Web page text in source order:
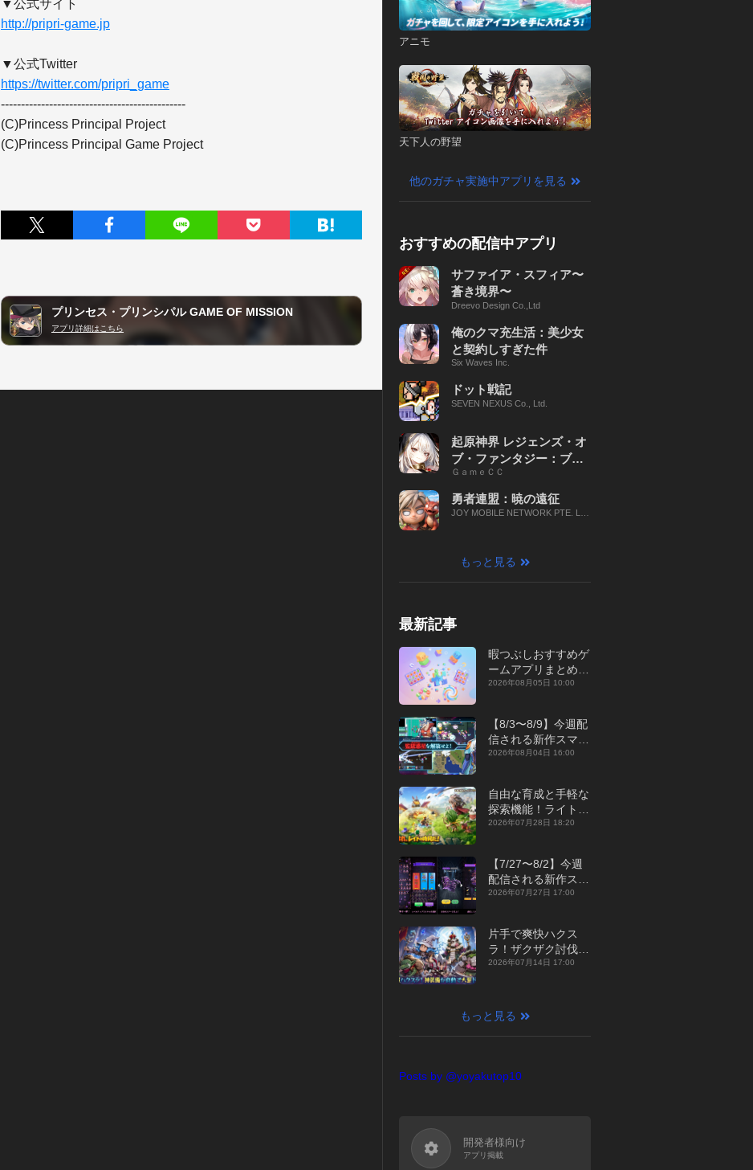
http://pripri-game.jp
https://twitter.com/pripri_game
----------------------------------------------
(C)Princess Principal Project
(C)Princess Principal Game Project
プリンセス・プリンシパル GAME OF MISSION
アプリ詳細はこちら
アニモ
天下人の野望
他のガチャ実施中アプリを見る
おすすめの配信中アプリ
サファイア・スフィア〜
蒼き境界〜
Dreevo Design Co.,Ltd
俺のクマ充生活：美少女
と契約しすぎた件
Six Waves Inc.
ドット戦記
SEVEN NEXUS Co., Ltd.
起原神界 レジェンズ・オ
ブ・ファンタジー：ブレ
イブ X
ＧａｍｅＣＣ
勇者連盟：暁の遠征
JOY MOBILE NETWORK PTE. LT
もっと見る
最新記事
暇つぶしおすすめゲ
ームアプリまとめ｜
オフライン対応あり
2026年08月05日 10:00
【8/3〜8/9】今週配
信される新作スマホ
ゲームをまとめてお
2026年08月04日 16:00
自由な育成と手軽な
探索機能！ライトカ
ジュアルMMORPG
征』【最新作PICKU
P】
2026年07月28日 18:20
【7/27〜8/2】今週
配信される新作スマ
ホゲームをまとめて
年】
2026年07月27日 17:00
片手で爽快ハクス
ラ！ザクザク討伐し
て神装備を集める放
【最新作PICKUP】
2026年07月14日 17:00
もっと見る
Posts by @yoyakutop10
開発者様向け
アプリ掲載